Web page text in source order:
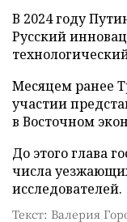
В 2024 году
Русский
Месяцем ранее
участии
в Восточном
До этого глава
числа
исследователей.
Текст: Валерия